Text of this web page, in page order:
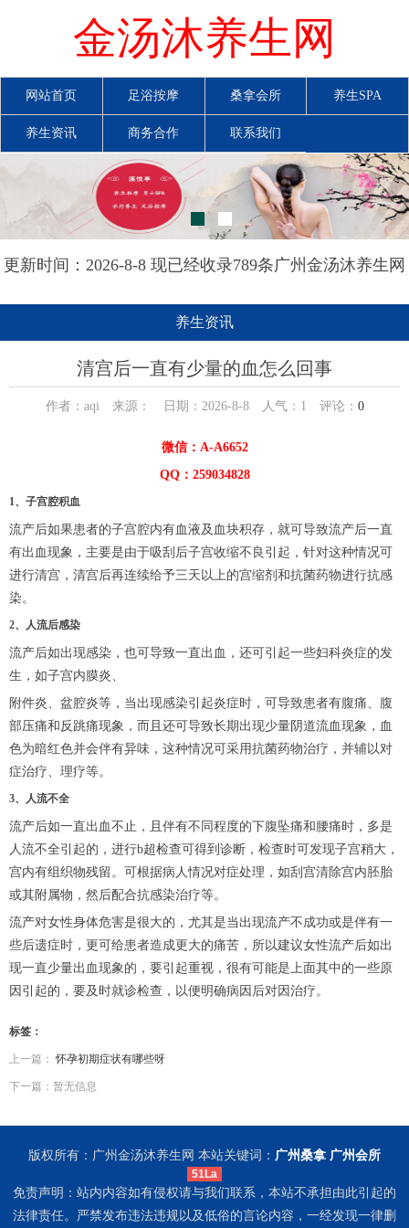
金汤沐养生网
网站首页 足浴按摩 桑拿会所 养生SPA
养生资讯 商务合作 联系我们
更新时间：2026-8-8 现已经收录789条广州金汤沐养生网
养生资讯
清宫后一直有少量的血怎么回事
作者：aqi 来源： 日期：2026-8-8 人气： 1 评论： 0
微信：A-A6652
QQ：259034828
1、子宫腔积血
流产后如果患者的子宫腔内有血液及血块积存，就可导致流产后一直
有出血现象，主要是由于吸刮后子宫收缩不良引起，针对这种情况可
进行清宫，清宫后再连续给予三天以上的宫缩剂和抗菌药物进行抗感
染。
2、人流后感染
流产后如出现感染，也可导致一直出血，还可引起一些妇科炎症的发
生，如子宫内膜炎、
附件炎、盆腔炎等，当出现感染引起炎症时，可导致患者有腹痛、腹
部压痛和反跳痛现象，而且还可导致长期出现少量阴道流血现象，血
色为暗红色并会伴有异味，这种情况可采用抗菌药物治疗，并辅以对
症治疗、理疗等。
3、人流不全
流产后如一直出血不止，且伴有不同程度的下腹坠痛和腰痛时，多是
人流不全引起的，进行b超检查可得到诊断，检查时可发现子宫稍大，
宫内有组织物残留。可根据病人情况对症处理，如刮宫清除宫内胚胎
或其附属物，然后配合抗感染治疗等。
流产对女性身体危害是很大的，尤其是当出现流产不成功或是伴有一
些后遗症时，更可给患者造成更大的痛苦，所以建议女性流产后如出
现一直少量出血现象的，要引起重视，很有可能是上面其中的一些原
因引起的，要及时就诊检查，以便明确病因后对因治疗。
标签：
上一篇：怀孕初期症状有哪些呀
下一篇：暂无信息
版权所有：广州金汤沐养生网 本站关键词： 广州桑拿 广州会所
51La
免责声明：站内内容如有侵权请与我们联系，本站不承担由此引起的
法律责任。严禁发布违法违规以及低俗的言论内容，一经发现一律删